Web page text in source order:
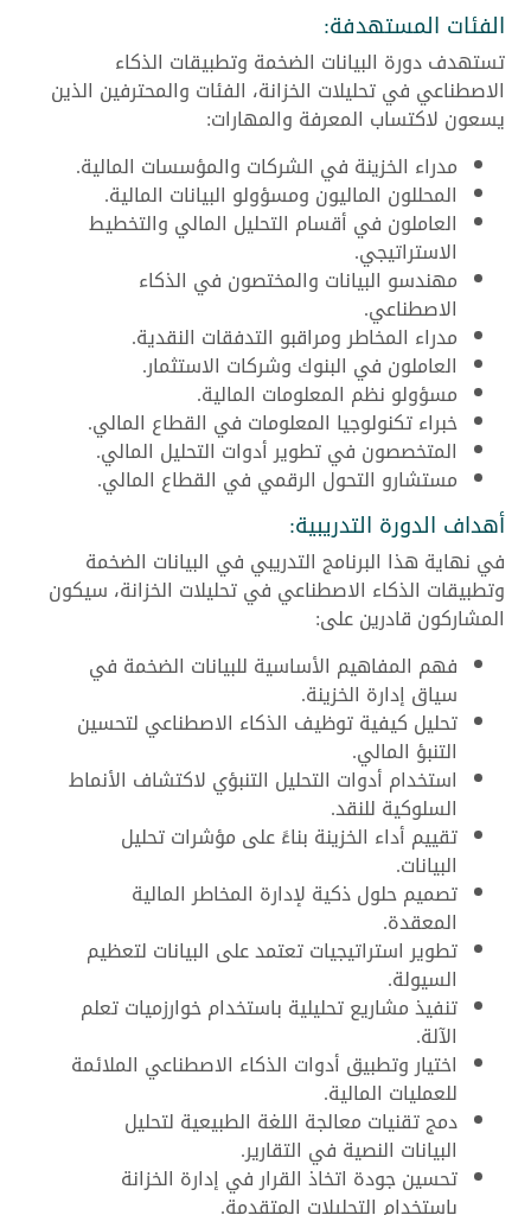
الفئات المستهدفة:
تستهدف دورة البيانات الضخمة وتطبيقات الذكاء
الاصطناعي في تحليلات الخزانة، الفئات والمحترفين الذين
يسعون لاكتساب المعرفة والمهارات:
مدراء الخزينة في الشركات والمؤسسات المالية.
المحللون الماليون ومسؤولو البيانات المالية.
العاملون في أقسام التحليل المالي والتخطيط
الاستراتيجي.
مهندسو البيانات والمختصون في الذكاء
الاصطناعي.
مدراء المخاطر ومراقبو التدفقات النقدية.
العاملون في البنوك وشركات الاستثمار.
مسؤولو نظم المعلومات المالية.
خبراء تكنولوجيا المعلومات في القطاع المالي.
المتخصصون في تطوير أدوات التحليل المالي.
مستشارو التحول الرقمي في القطاع المالي.
أهداف الدورة التدريبية:
في نهاية هذا البرنامج التدريبي في البيانات الضخمة
وتطبيقات الذكاء الاصطناعي في تحليلات الخزانة، سيكون
المشاركون قادرين على:
فهم المفاهيم الأساسية للبيانات الضخمة في
سياق إدارة الخزينة.
تحليل كيفية توظيف الذكاء الاصطناعي لتحسين
التنبؤ المالي.
استخدام أدوات التحليل التنبؤي لاكتشاف الأنماط
السلوكية للنقد.
تقييم أداء الخزينة بناءً على مؤشرات تحليل
البيانات.
تصميم حلول ذكية لإدارة المخاطر المالية
المعقدة.
تطوير استراتيجيات تعتمد على البيانات لتعظيم
السيولة.
تنفيذ مشاريع تحليلية باستخدام خوارزميات تعلم
الآلة.
اختيار وتطبيق أدوات الذكاء الاصطناعي الملائمة
للعمليات المالية.
دمج تقنيات معالجة اللغة الطبيعية لتحليل
البيانات النصية في التقارير.
تحسين جودة اتخاذ القرار في إدارة الخزانة
باستخدام التحليلات المتقدمة.